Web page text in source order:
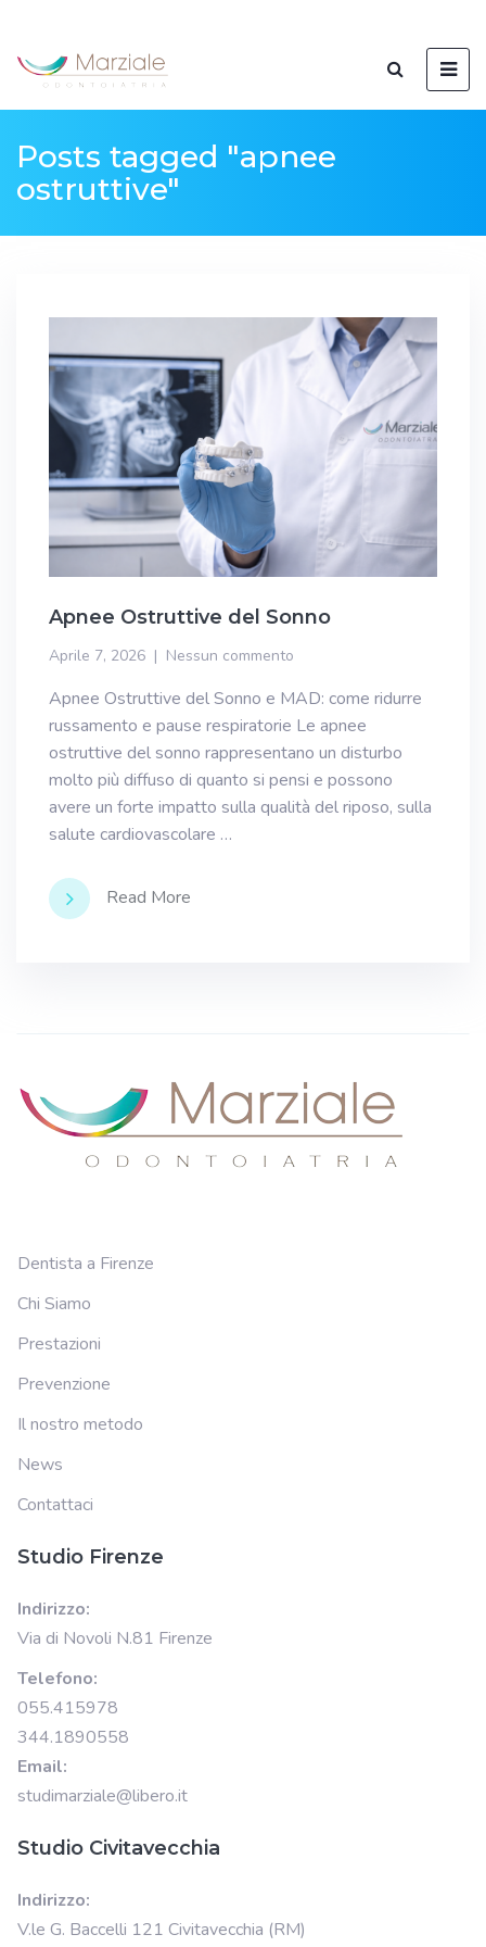
Posts tagged "apnee
ostruttive"
Apnee Ostruttive del Sonno
Aprile 7, 2026 Nessun commento
Apnee Ostruttive del Sonno e MAD: come ridurre
russamento e pause respiratorie Le apnee
ostruttive del sonno rappresentano un disturbo
molto più diffuso di quanto si pensi e possono
avere un forte impatto sulla qualità del riposo, sulla
salute cardiovascolare …
Read More
Dentista a Firenze
Chi Siamo
Prestazioni
Prevenzione
Il nostro metodo
News
Contattaci
Studio Firenze
Indirizzo:
Via di Novoli N.81 Firenze
Telefono:
055.415978
344.1890558
Email:
studimarziale@libero.it
Studio Civitavecchia
Indirizzo:
V.le G. Baccelli 121 Civitavecchia (RM)